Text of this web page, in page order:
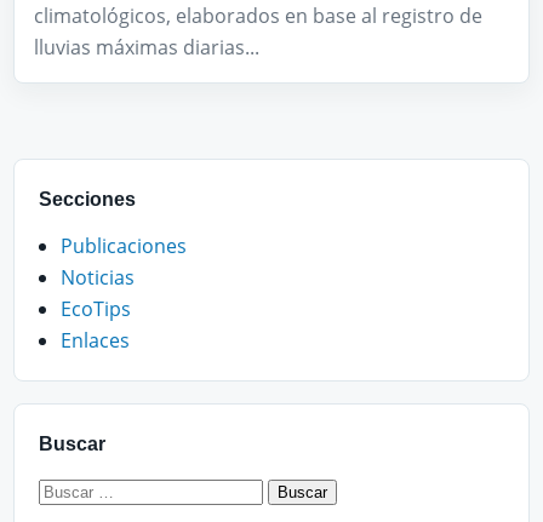
climatológicos, elaborados en base al registro de
lluvias máximas diarias...
Secciones
Publicaciones
Noticias
EcoTips
Enlaces
Buscar
Buscar: